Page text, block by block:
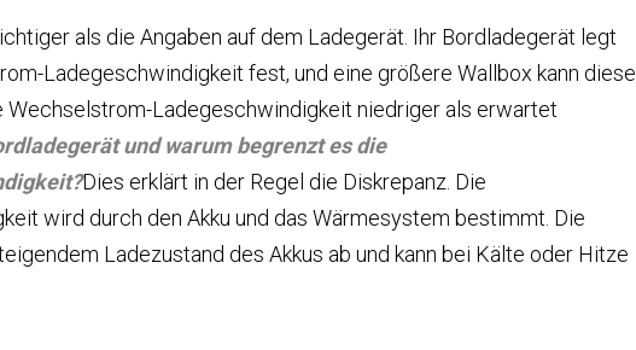
als die Angaben auf dem Ladegerät. Ihr Bordladegerät legt
Ladegeschwindigkeit fest, und eine größere Wallbox kann diese
Wechselstrom-Ladegeschwindigkeit niedriger als erwartet
und warum begrenzt es die
Dies erklärt in der Regel die Diskrepanz. Die
wird durch den Akku und das Wärmesystem bestimmt. Die
Ladezustand des Akkus ab und kann bei Kälte oder Hitze